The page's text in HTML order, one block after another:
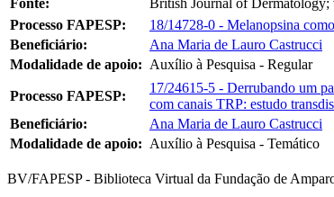
Processo FAPESP:
18/14728-0 - Melanopsina
Beneficiário:
Ana Maria de Lauro Castrucci
Modalidade de apoio: Auxílio à Pesquisa - Regular
Processo FAPESP:
17/24615-5 - Derrubando um
com canais TRP: estudo
Beneficiário:
Ana Maria de Lauro Castrucci
Modalidade de apoio: Auxílio à Pesquisa - Temático
BV/FAPESP - Biblioteca Virtual da Fundação de